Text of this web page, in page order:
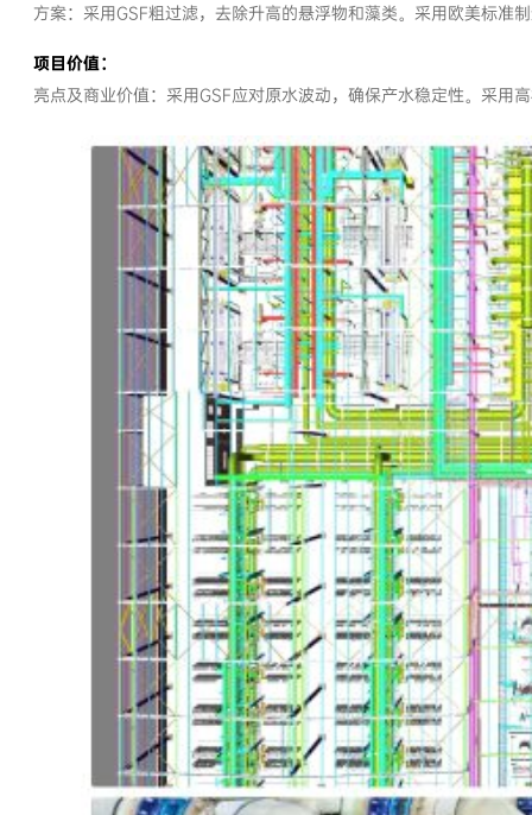
方案：采用GSF粗过滤，去除升高的悬浮物和藻类。采用欧美标准
项目价值：
亮点及商业价值：采用GSF应对原水波动，确保产水稳定性。采用